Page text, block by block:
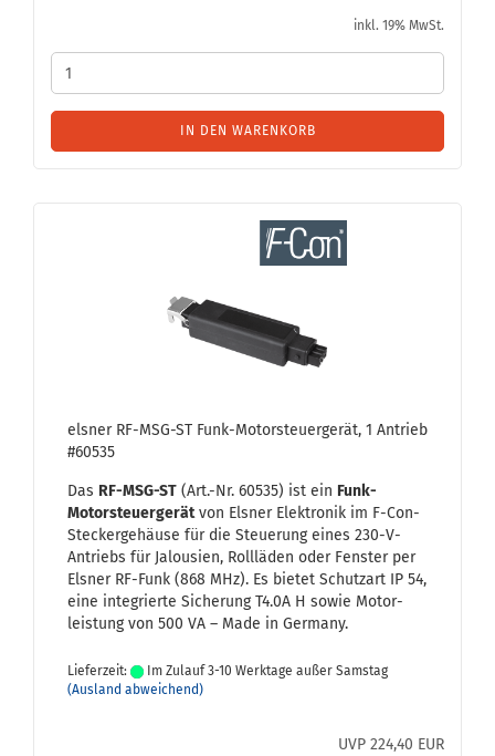
inkl. 19% MwSt.
IN DEN WARENKORB
els­ner RF-​MSG-​ST Funk-​Mo­tor­steu­er­ge­rät, 1 An­trieb
#60535
Das RF-​MSG-ST (Art.-Nr. 60535) ist ein Funk-​
Motorsteuergerätvon Els­ner Elek­tro­nik im F-​Con-
Steckergehäuse für die Steue­rung eines 230-​V-
Antriebs für Ja­lou­sien, Roll­lä­den oder Fens­ter per
Els­ner RF-​Funk (868 MHz). Es bie­tet Schutz­art IP 54,
eine in­te­grier­te Si­che­rung T4.0A H sowie Mo­tor­
leis­tung von 500 VA – Made in Ger­ma­ny.
Lieferzeit:
Im Zulauf 3-10 Werktage außer Samstag
(Ausland abweichend)
UVP 224,40 EUR